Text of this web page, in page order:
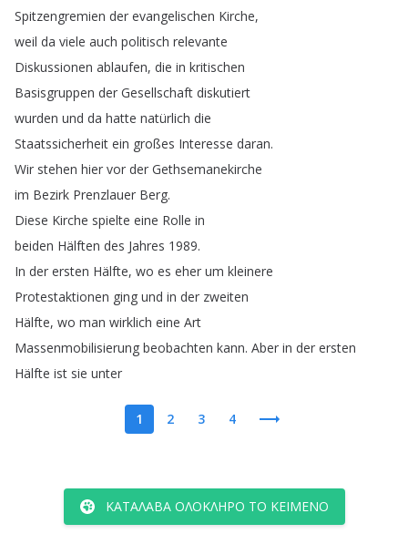
Spitzengremien der evangelischen Kirche,
weil da viele auch politisch relevante
Diskussionen ablaufen, die in kritischen
Basisgruppen der Gesellschaft diskutiert
wurden und da hatte natürlich die
Staatssicherheit ein großes Interesse daran.
Wir stehen hier vor der Gethsemanekirche
im Bezirk Prenzlauer Berg.
Diese Kirche spielte eine Rolle in
beiden Hälften des Jahres 1989.
In der ersten Hälfte, wo es eher um kleinere
Protestaktionen ging und in der zweiten
Hälfte, wo man wirklich eine Art
Massenmobilisierung beobachten kann. Aber in der ersten
Hälfte ist sie unter
1 2 3 4
ΚΑΤΆΛΑΒΑ ΟΛΌΚΛΗΡΟ ΤΟ ΚΕΊΜΕΝΟ